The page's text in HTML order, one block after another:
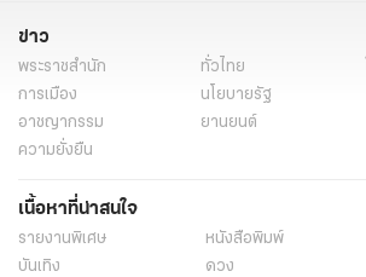
ข่าว
พระราชสำนัก ทั่วไทย
การเมือง
นโยบายรัฐ
อาชญากรรม
ยานยนต์
ความยั่งยืน
เนื้อหาที่น่าสนใจ
รายงานพิเศษ หนังสือพิมพ์
บันเทิง
ดวง